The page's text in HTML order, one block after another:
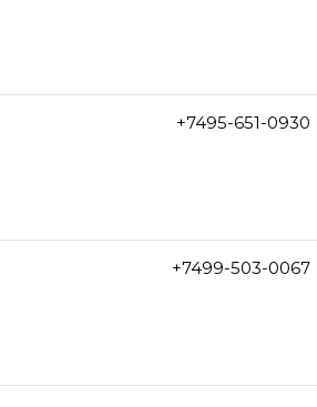
+7495-651-0930
+7499-503-0067